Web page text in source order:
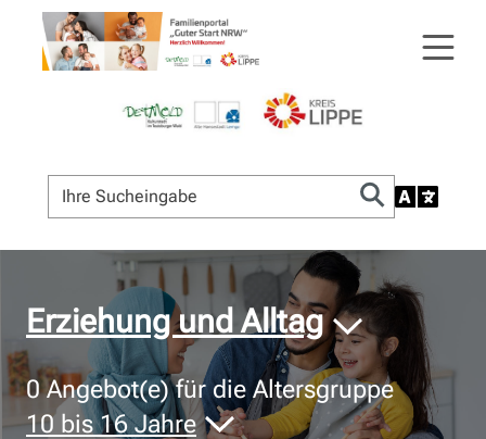
© Bildnachweis
Erziehung und Alltag
0Angebot(e) für die Altersgruppe
10 bis 16 Jahre